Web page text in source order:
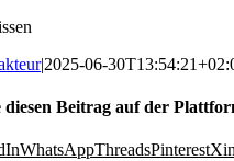
|2025-06-
Beitrag auf der
WhatsAppThreadsPinterest